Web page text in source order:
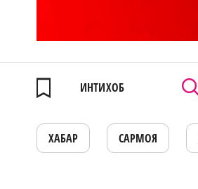
ИНТИХОБ
ХАБАР САРМОЯ